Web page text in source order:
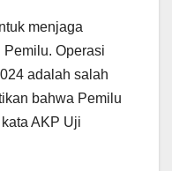
menjaga
Operasi
adalah salah
bahwa Pemilu
AKP Uji